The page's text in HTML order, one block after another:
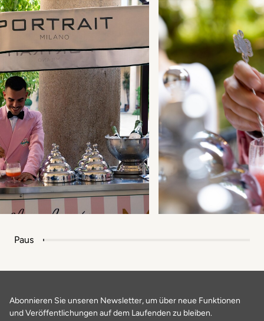
Paus
Abonnieren Sie unseren Newsletter, um über neue Funktionen
und Veröffentlichungen auf dem Laufenden zu bleiben.